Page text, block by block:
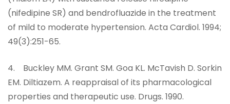
(nifedipine SR) and bendrofluazide in the treatment
of mild to moderate hypertension. Acta Cardiol. 1994;
49(3):251-65.
4. Buckley MM. Grant SM. Goa KL. McTavish D. Sorkin
EM. Diltiazem. A reappraisal of its pharmacological
properties and therapeutic use. Drugs. 1990.